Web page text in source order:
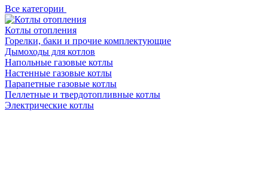
Все категории
Котлы отопления
Горелки, баки и прочие комплектующие
Дымоходы для котлов
Напольные газовые котлы
Настенные газовые котлы
Парапетные газовые котлы
Пеллетные и твердотопливные котлы
Электрические котлы